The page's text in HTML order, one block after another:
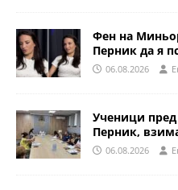
Фен на
Перник да я
06.08.2026
Ученици пред
Перник,
06.08.2026